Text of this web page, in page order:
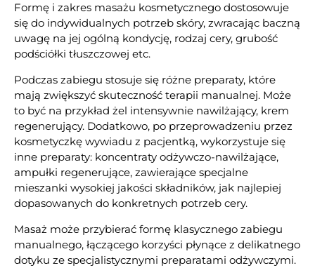
Formę i zakres masażu kosmetycznego dostosowuje
się do indywidualnych potrzeb skóry, zwracając baczną
uwagę na jej ogólną kondycję, rodzaj cery, grubość
podściółki tłuszczowej etc.
Podczas zabiegu stosuje się różne preparaty, które
mają zwiększyć skuteczność terapii manualnej. Może
to być na przykład żel intensywnie nawilżający, krem
regenerujący. Dodatkowo, po przeprowadzeniu przez
kosmetyczkę wywiadu z pacjentką, wykorzystuje się
inne preparaty: koncentraty odżywczo-nawilżające,
ampułki regenerujące, zawierające specjalne
mieszanki wysokiej jakości składników, jak najlepiej
dopasowanych do konkretnych potrzeb cery.
Masaż może przybierać formę klasycznego zabiegu
manualnego, łączącego korzyści płynące z delikatnego
dotyku ze specjalistycznymi preparatami odżywczymi.